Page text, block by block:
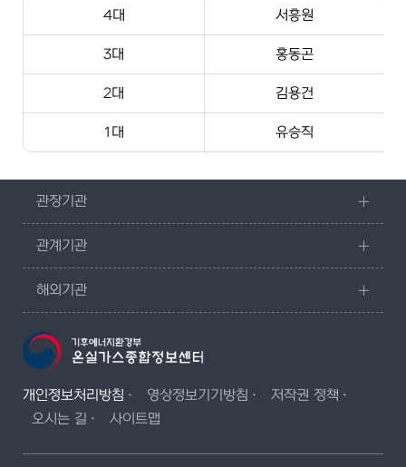
4대 서흥원
3대 홍동곤
2대 김용건
1대 유승직
관장기관
관계기관
해외기관
개인정보처리방침 영상정보기기방침
저작권 정책
오시는 길
사이트맵